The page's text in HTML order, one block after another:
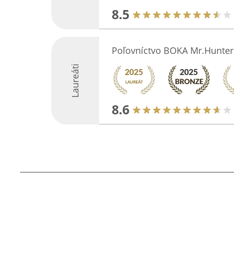
8.5
Laureáti
Poľovníctvo BOKA Mr.Hunter
8.6